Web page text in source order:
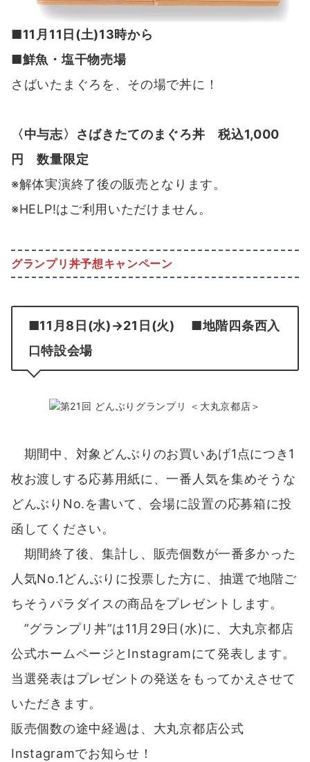
■11月11日(土)13時から
■鮮魚・塩干物売場
さばいたまぐろを、その場で丼に！
〈中与志〉さばきたてのまぐろ丼 税込1,000
円 数量限定
※解体実演終了後の販売となります。
※HELP!はご利用いただけません。
グランプリ丼予想キャンペーン
■11月8日(水)→21日(火) ■地階四条西入
口特設会場
期間中、対象どんぶりのお買いあげ1点につき1
枚お渡しする応募用紙に、一番人気を集めそうな
どんぶりNo.を書いて、会場に設置の応募箱に投
函してください。
期間終了後、集計し、販売個数が一番多かった
人気No.1どんぶりに投票した方に、抽選で地階ご
ちそうパラダイスの商品をプレゼントします。
”グランプリ丼”は11月29日(水)に、大丸京都店
公式ホームページとInstagramにて発表します。
当選発表はプレゼントの発送をもってかえさせて
いただきます。
販売個数の途中経過は、大丸京都店公式
Instagramでお知らせ！